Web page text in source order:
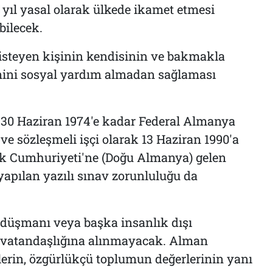
yasal olarak ülkede ikamet etmesi
kişinin kendisinin ve bakmakla
sosyal yardım almadan sağlaması
Haziran 1974'e kadar Federal Almanya
sözleşmeli işçi olarak 13 Haziran 1990'a
(Doğu Almanya) gelen
yazılı sınav zorunluluğu da
veya başka insanlık dışı
alınmayacak. Alman
özgürlükçü toplumun değerlerinin yanı